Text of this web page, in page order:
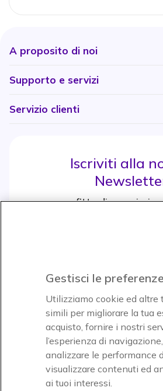
A proposito di noi
Supporto e servizi
Servizio clienti
Iscriviti alla
e approfitta di maggiori
Icon
Icon
Paga facilmente ed in
Accettiamo
Gestisci le
Utilizziamo cookie ed altre
simili per migliorare la tua
acquisto, fornire i nostri
l’esperienza di
analizzare le performance
visualizzare contenuti ed
ai tuoi interessi.